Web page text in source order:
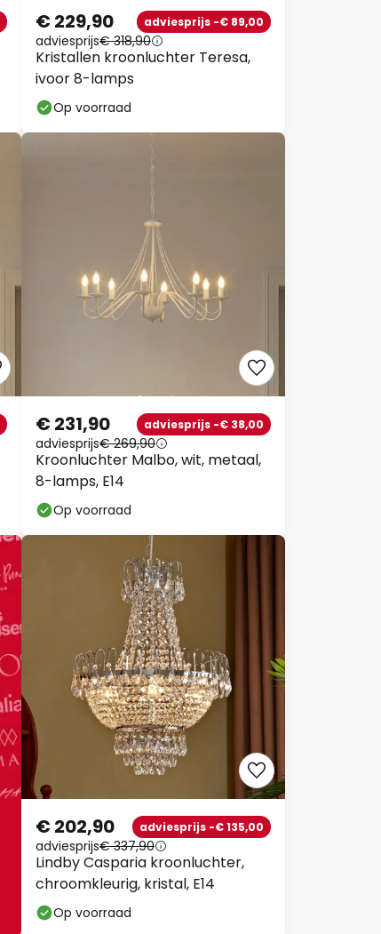
Kristallen kroonluchter Teresa,
ivoor 8-lamps
€ 229,90 adviesprijs -€ 89,00
adviesprijs€ 318,90
Op voorraad
Kroonluchter Malbo, wit, metaal,
8-lamps, E14
€ 231,90 adviesprijs -€ 38,00
adviesprijs€ 269,90
Op voorraad
Lindby Casparia kroonluchter,
chroomkleurig, kristal, E14
€ 202,90 adviesprijs -€ 135,00
adviesprijs€ 337,90
Op voorraad